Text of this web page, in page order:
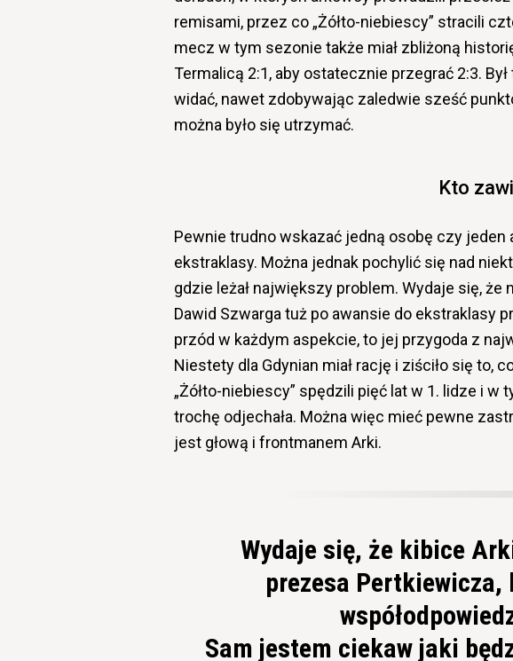
remisami, przez co „Żółto-niebiescy” stracili
mecz w tym sezonie także miał zbliżoną
Termalicą 2:1, aby ostatecznie przegrać 2:3.
widać, nawet zdobywając zaledwie sześć
można było się utrzymać.
Kto
Pewnie trudno wskazać jedną osobę czy jeden
ekstraklasy. Można jednak pochylić się nad
gdzie leżał największy problem. Wydaje się, że
Dawid Szwarga tuż po awansie do ekstraklasy
przód w każdym aspekcie, to jej przygoda z
Niestety dla Gdynian miał rację i ziściło się to,
„Żółto-niebiescy” spędzili pięć lat w 1. lidze i
trochę odjechała. Można więc mieć pewne
jest głową i frontmanem Arki.
Wydaje się, że kibice
prezesa
Sam jestem ciekaw jaki